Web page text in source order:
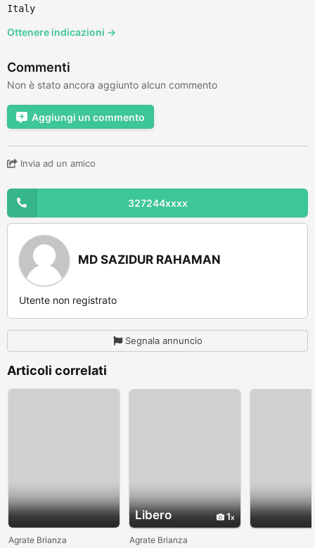
Italy
Ottenere indicazioni →
Commenti
Non è stato ancora aggiunto alcun commento
Aggiungi un commento
Invia ad un amico
327244xxxx
MD SAZIDUR RAHAMAN
Utente non registrato
Segnala annuncio
Articoli correlati
Agrate Brianza
Libero 1
Agrate Brianza